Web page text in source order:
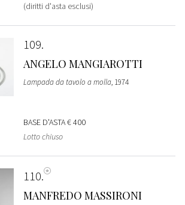
(diritti d'asta esclusi)
109
ANGELO MANGIAROTTI
Lampada da tavolo a molla, 1974
BASE D'ASTA€ 400
Lotto chiuso
110
MANFREDO MASSIRONI